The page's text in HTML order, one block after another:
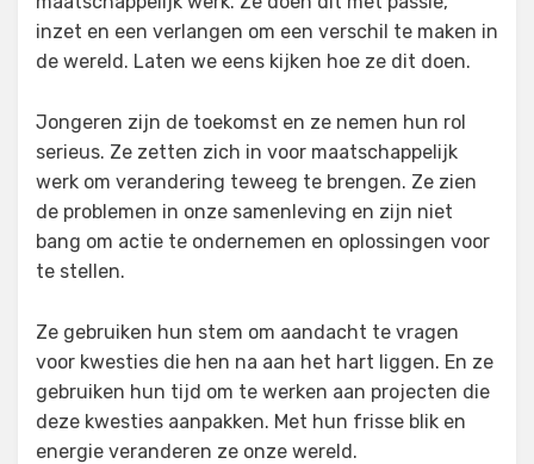
inzet en een verlangen om een verschil te maken in
de wereld. Laten we eens kijken hoe ze dit doen.
Jongeren zijn de toekomst en ze nemen hun rol
serieus. Ze zetten zich in voor maatschappelijk
werk om verandering teweeg te brengen. Ze zien
de problemen in onze samenleving en zijn niet
bang om actie te ondernemen en oplossingen voor
te stellen.
Ze gebruiken hun stem om aandacht te vragen
voor kwesties die hen na aan het hart liggen. En ze
gebruiken hun tijd om te werken aan projecten die
deze kwesties aanpakken. Met hun frisse blik en
energie veranderen ze onze wereld.